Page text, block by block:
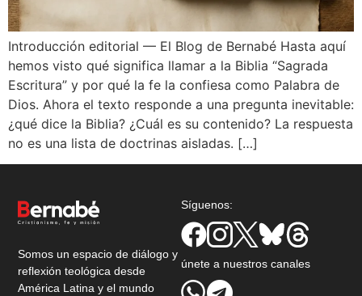
Introducción editorial — El Blog de Bernabé Hasta aquí
hemos visto qué significa llamar a la Biblia “Sagrada
Escritura” y por qué la fe la confiesa como Palabra de
Dios. Ahora el texto responde a una pregunta inevitable:
¿qué dice la Biblia? ¿Cuál es su contenido? La respuesta
no es una lista de doctrinas aisladas. […]
Somos un espacio de diálogo y
reflexión teológica desde
América Latina y el mundo
Síguenos:
únete a nuestros canales